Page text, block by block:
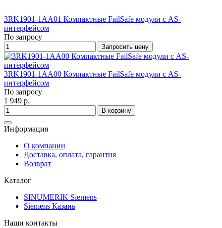
3RK1901-1AA01 Компактные FailSafe модули с AS-
интерфейсом
По запросу
Запросить цену
3RK1901-1AA00 Компактные FailSafe модули с AS-
интерфейсом
По запросу
1 949 р.
В корзину
Информация
О компании
Доставка, оплата, гарантия
Возврат
Каталог
SINUMERIK Siemens
Siemens Казань
Наши контакты